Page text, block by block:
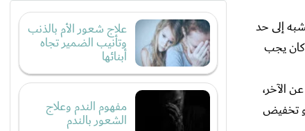
إلى حد
كان يجب
الآخر،
تخفيض
علاج شعور الأم بالذنب
وتأنيب الضمير تجاه
أبنائها
مفهوم الندم وعلاج
الشعور بالندم